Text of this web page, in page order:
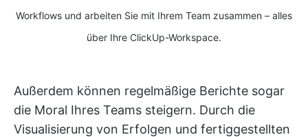
Workflows und arbeiten Sie mit Ihrem Team zusammen – alles
über Ihre ClickUp-Workspace.
Außerdem können regelmäßige Berichte sogar
die Moral Ihres Teams steigern. Durch die
Visualisierung von Erfolgen und fertiggestellten